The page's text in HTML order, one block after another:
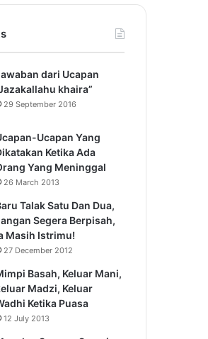
dari Ucapan
khaira”
29 September 2016
Ucapan Yang
Ketika Ada
Yang Meninggal
26 March 2013
Talak Satu Dan Dua,
Segera Berpisah,
Masih Istrimu!
27 December 2012
Basah, Keluar Mani,
Madzi, Keluar
Ketika Puasa
12 July 2013